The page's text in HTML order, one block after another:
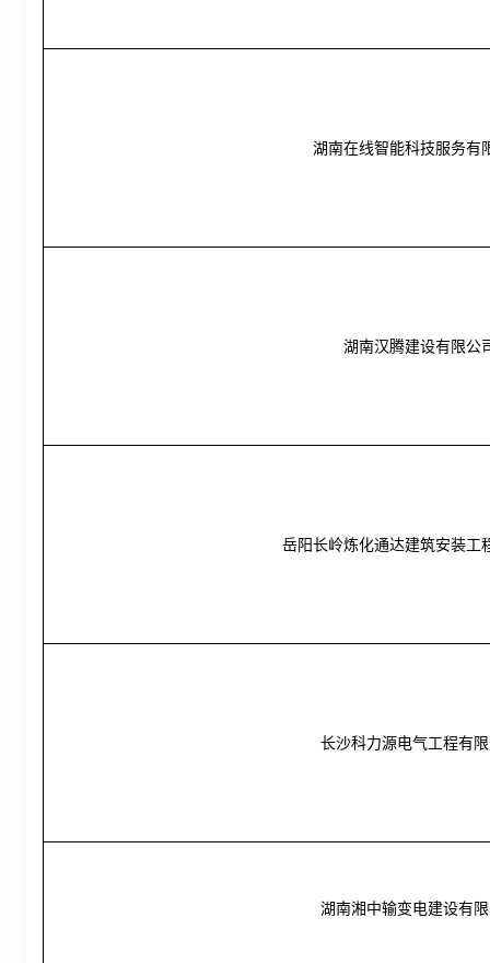
湖南在线智能科技服务有
湖南汉腾建设有限公
岳阳长岭炼化通达建筑安装工
长沙科力源电气工程有
湖南湘中输变电建设有